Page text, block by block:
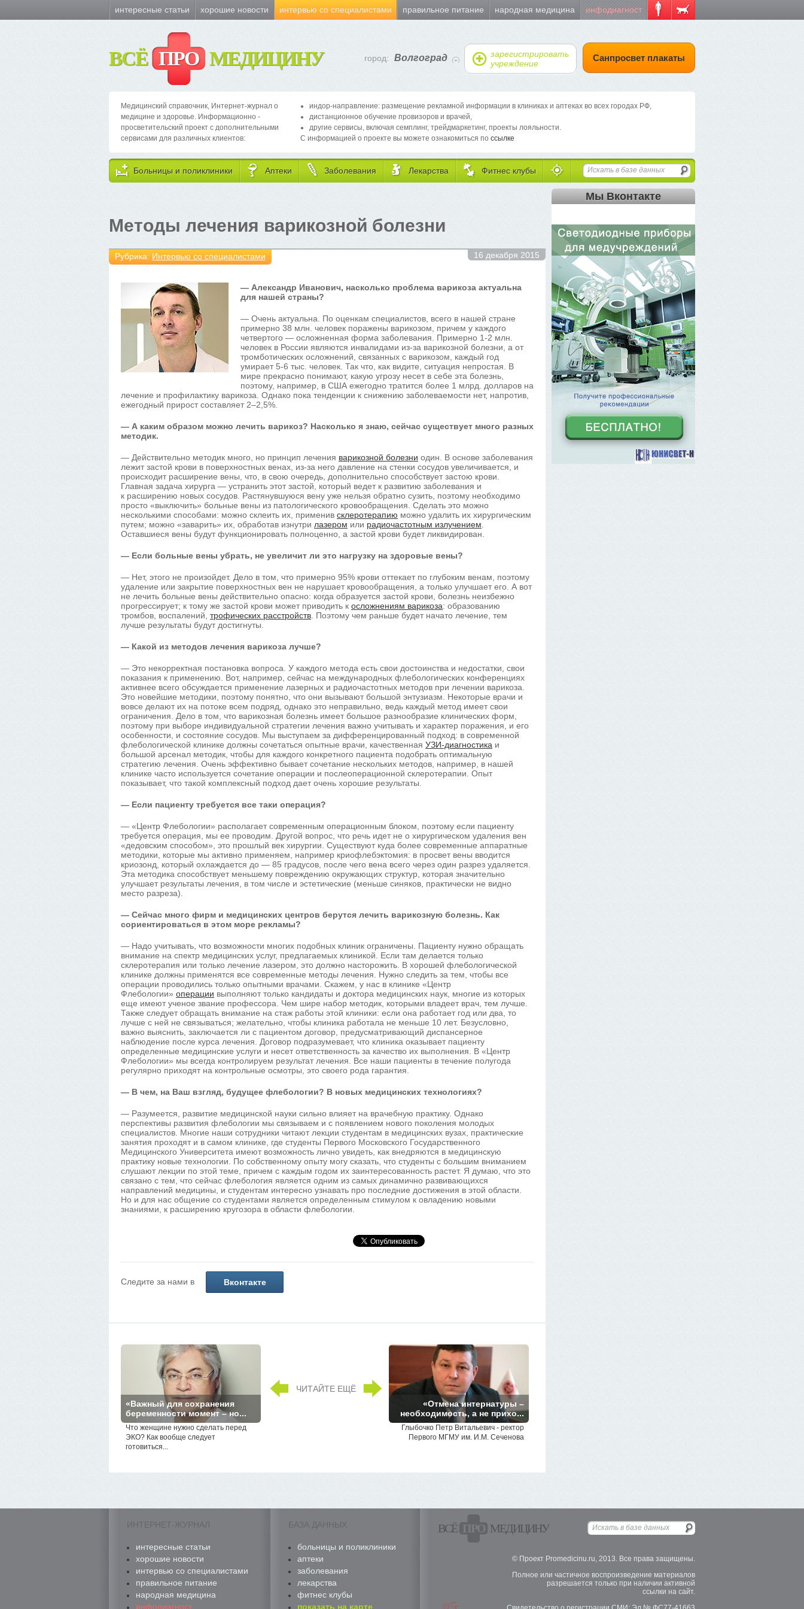
интересные статьи хорошие новости интервью со специалистами правильное питание народная медицина инфодиагност
ВСЁ ПРО МЕДИЦИНУ город: Волгоград
зарегистрировать
учреждение
Санпросвет плакаты
Медицинский справочник, Интернет-журнал о
медицине и здоровье. Информационно -
просветительский проект с дополнительными
сервисами для различных клиентов:
индор-направление: размещение рекламной информации в клиниках и аптеках во всех городах РФ,
дистанционное обучение провизоров и врачей,
другие сервисы, включая семплинг, трейдмаркетинг, проекты лояльности.
С информацией о проекте вы можете ознакомиться по ссылке
Больницы и поликлиники Аптеки Заболевания Лекарства Фитнес клубы
Методы лечения варикозной болезни
Рубрика: Интервью со специалистами 16 декабря 2015
— Александр Иванович, насколько проблема варикоза актуальна
для нашей страны?
— Очень актуальна. По оценкам специалистов, всего в нашей стране
примерно 38 млн. человек поражены варикозом, причем у каждого
четвертого — осложненная форма заболевания. Примерно 1-2 млн.
человек в России являются инвалидами из-за варикозной болезни, а от
тромботических осложнений, связанных с варикозом, каждый год
умирает 5-6 тыс. человек. Так что, как видите, ситуация непростая. В
мире прекрасно понимают, какую угрозу несет в себе эта болезнь,
поэтому, например, в США ежегодно тратится более 1 млрд. долларов на
лечение и профилактику варикоза. Однако пока тенденции к снижению заболеваемости нет, напротив,
ежегодный прирост составляет 2–2,5%.
— А каким образом можно лечить варикоз? Насколько я знаю, сейчас существует много разных
методик.
— Действительно методик много, но принцип лечения варикозной болезни один. В основе заболевания
лежит застой крови в поверхностных венах, из-за него давление на стенки сосудов увеличивается, и
происходит расширение вены, что, в свою очередь, дополнительно способствует застою крови.
Главная задача хирурга — устранить этот застой, который ведет к развитию заболевания и
к расширению новых сосудов. Растянувшуюся вену уже нельзя обратно сузить, поэтому необходимо
просто «выключить» больные вены из патологического кровообращения. Сделать это можно
несколькими способами: можно склеить их, применив склеротерапию можно удалить их хирургическим
путем; можно «заварить» их, обработав изнутри лазером или радиочастотным излучением
Оставшиеся вены будут функционировать полноценно, а застой крови будет ликвидирован.
— Если больные вены убрать, не увеличит ли это нагрузку на здоровые вены?
— Нет, этого не произойдет. Дело в том, что примерно 95% крови оттекает по глубоким венам, поэтому
удаление или закрытие поверхностных вен не нарушает кровообращения, а только улучшает его. А вот
не лечить больные вены действительно опасно: когда образуется застой крови, болезнь неизбежно
прогрессирует; к тому же застой крови может приводить к осложнениям варикоза: образованию
тромбов, воспалений, трофических расстройств . Поэтому чем раньше будет начато лечение, тем
лучше результаты будут достигнуты.
— Какой из методов лечения варикоза лучше?
— Это некорректная постановка вопроса. У каждого метода есть свои достоинства и недостатки, свои
показания к применению. Вот, например, сейчас на международных флебологических конференциях
активнее всего обсуждается применение лазерных и радиочастотных методов при лечении варикоза.
Это новейшие методики, поэтому понятно, что они вызывают большой энтузиазм. Некоторые врачи и
вовсе делают их на потоке всем подряд, однако это неправильно, ведь каждый метод имеет свои
ограничения. Дело в том, что варикозная болезнь имеет большое разнообразие клинических форм,
поэтому при выборе индивидуальной стратегии лечения важно учитывать и характер поражения, и его
особенности, и состояние сосудов. Мы выступаем за дифференцированный подход: в современной
флебологической клинике должны сочетаться опытные врачи, качественная УЗИ-диагностика и
большой арсенал методик, чтобы для каждого конкретного пациента подобрать оптимальную
стратегию лечения. Очень эффективно бывает сочетание нескольких методов, например, в нашей
клинике часто используется сочетание операции и послеоперационной склеротерапии. Опыт
показывает, что такой комплексный подход дает очень хорошие результаты.
— Если пациенту требуется все таки операция?
— «Центр Флебологии» располагает современным операционным блоком, поэтому если пациенту
требуется операция, мы ее проводим. Другой вопрос, что речь идет не о хирургическом удаления вен
«дедовским способом», это прошлый век хирургии. Существуют куда более современные аппаратные
методики, которые мы активно применяем, например криофлебэктомия: в просвет вены вводится
криозонд, который охлаждается до — 85 градусов, после чего вена всего через один разрез удаляется.
Эта методика способствует меньшему повреждению окружающих структур, которая значительно
улучшает результаты лечения, в том числе и эстетические (меньше синяков, практически не видно
место разреза).
— Сейчас много фирм и медицинских центров берутся лечить варикозную болезнь. Как
сориентироваться в этом море рекламы?
— Надо учитывать, что возможности многих подобных клиник ограничены. Пациенту нужно обращать
внимание на спектр медицинских услуг, предлагаемых клиникой. Если там делается только
склеротерапия или только лечение лазером, это должно насторожить. В хорошей флебологической
клинике должны применятся все современные методы лечения. Нужно следить за тем, чтобы все
операции проводились только опытными врачами. Скажем, у нас в клинике «Центр
Флебологии» операции выполняют только кандидаты и доктора медицинских наук, многие из которых
еще имеют ученое звание профессора. Чем шире набор методик, которыми владеет врач, тем лучше.
Также следует обращать внимание на стаж работы этой клиники: если она работает год или два, то
лучше с ней не связываться; желательно, чтобы клиника работала не меньше 10 лет. Безусловно,
важно выяснить, заключается ли с пациентом договор, предусматривающий диспансерное
наблюдение после курса лечения. Договор подразумевает, что клиника оказывает пациенту
определенные медицинские услуги и несет ответственность за качество их выполнения. В «Центр
Флебологии» мы всегда контролируем результат лечения. Все наши пациенты в течение полугода
регулярно приходят на контрольные осмотры, это своего рода гарантия.
— В чем, на Ваш взгляд, будущее флебологии? В новых медицинских технологиях?
— Разумеется, развитие медицинской науки сильно влияет на врачебную практику. Однако
перспективы развития флебологии мы связываем и с появлением нового поколения молодых
специалистов. Многие наши сотрудники читают лекции студентам в медицинских вузах, практические
занятия проходят и в самом клинике, где студенты Первого Московского Государственного
Медицинского Университета имеют возможность лично увидеть, как внедряются в медицинскую
практику новые технологии. По собственному опыту могу сказать, что студенты с большим вниманием
слушают лекции по этой теме, причем с каждым годом их заинтересованность растет. Я думаю, что это
связано с тем, что сейчас флебология является одним из самых динамично развивающихся
направлений медицины, и студентам интересно узнавать про последние достижения в этой области.
Но и для нас общение со студентами является определенным стимулом к овладению новыми
знаниями, к расширению кругозора в области флебологии.
Следите за нами в Вконтакте
«Важный для сохранения
беременности момент – но...
Что женщине нужно сделать перед
ЭКО? Как вообще следует
готовиться...
ЧИТАЙТЕ ЕЩЁ
«Отмена интернатуры –
необходимость, а не прихо...
Глыбочко Петр Витальевич - ректор
Первого МГМУ им. И.М. Сеченова
Мы Вконтакте
ИНТЕРНЕТ-ЖУРНАЛ
интересные статьи
хорошие новости
интервью со специалистами
правильное питание
народная медицина
инфодиагност
БАЗА ДАННЫХ
больницы и поликлиники
аптеки
заболевания
лекарства
фитнес клубы
показать на карте
ВСЁ ПРО МЕДИЦИНУ
© Проект Promedicinu.ru, 2013. Все права защищены.
Полное или частичное воспроизведение материалов
разрешается только при наличии активной
ссылки на сайт.